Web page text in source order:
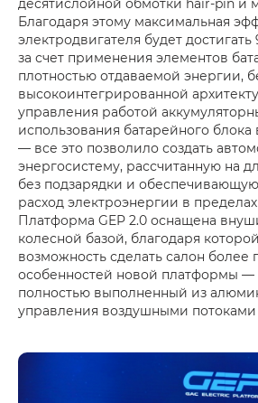
Благодаря этому максимальная
электродвигателя будет достигать
за счет применения элементов
плотностью отдаваемой энергии,
высокоинтегрированной
управления работой
использования батарейного
— все это позволило создать
энергосистему, рассчитанную на
без подзарядки и
расход электроэнергии в пределах
Платформа GEP 2.0 оснащена
колесной базой, благодаря
возможность сделать салон
особенностей новой платформы —
полностью выполненный из
управления воздушными потоками